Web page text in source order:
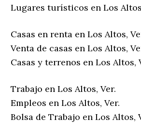
Lugares turísticos en Los
Casas en renta en Los Altos,
Venta de casas en Los Altos,
Casas y terrenos en Los Altos,
Trabajo en Los Altos, Ver.
Empleos en Los Altos, Ver.
Bolsa de Trabajo en Los Altos,